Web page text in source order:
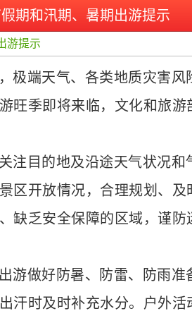
期和汛期、暑期出游提示
游提示
极端天气、各类地质灾害风
旺季即将来临，文化和旅游
注目的地及沿途天气状况和
区开放情况，合理规划、及
缺乏安全保障的区域，谨防
游做好防暑、防雷、防雨准
汗时及时补充水分。户外活